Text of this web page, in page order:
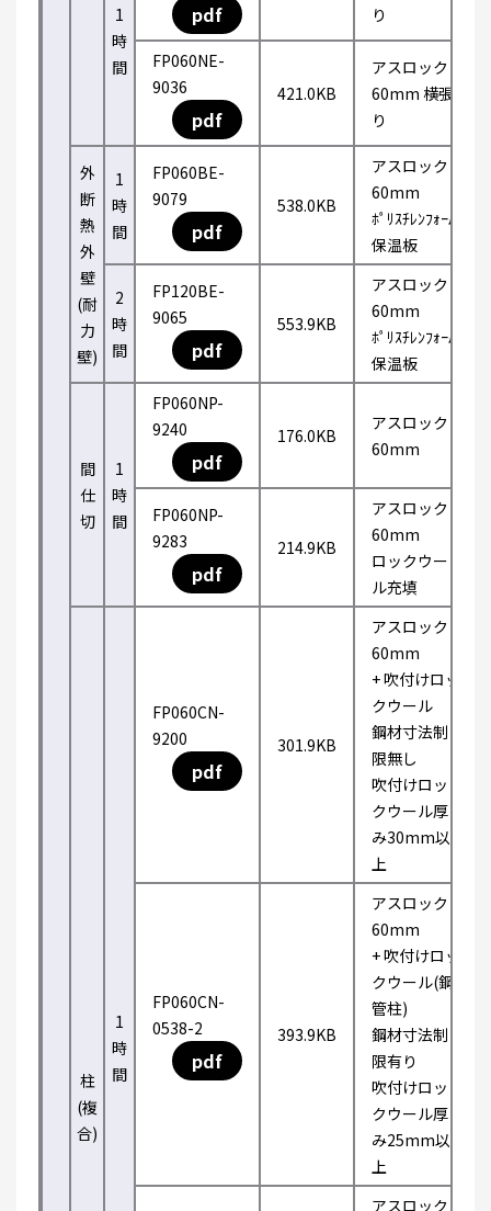
1
時
間
pdf
り
FP060NE-
9036
pdf
421.0KB
アスロック
60mm 横張
り
外
断
熱
外
壁
(耐
力
壁)
1
時
間
FP060BE-
9079
pdf
538.0KB
アスロック
60mm
ﾎﾟﾘｽﾁﾚﾝﾌｫｰﾑ
保温板
2
時
間
FP120BE-
9065
pdf
553.9KB
アスロック
60mm
ﾎﾟﾘｽﾁﾚﾝﾌｫｰﾑ
保温板
間
仕
切
1
時
間
FP060NP-
9240
pdf
176.0KB
アスロック
60mm
FP060NP-
9283
pdf
214.9KB
アスロック
60mm
ロックウー
ル充填
柱
(複
合)
1
時
間
FP060CN-
9200
pdf
301.9KB
アスロック
60mm
+ 吹付けロッ
クウール
鋼材寸法制
限無し
吹付けロッ
クウール厚
み30mm以
上
FP060CN-
0538-2
pdf
393.9KB
アスロック
60mm
+ 吹付けロッ
クウール(鋼
管柱)
鋼材寸法制
限有り
吹付けロッ
クウール厚
み25mm以
上
アスロック